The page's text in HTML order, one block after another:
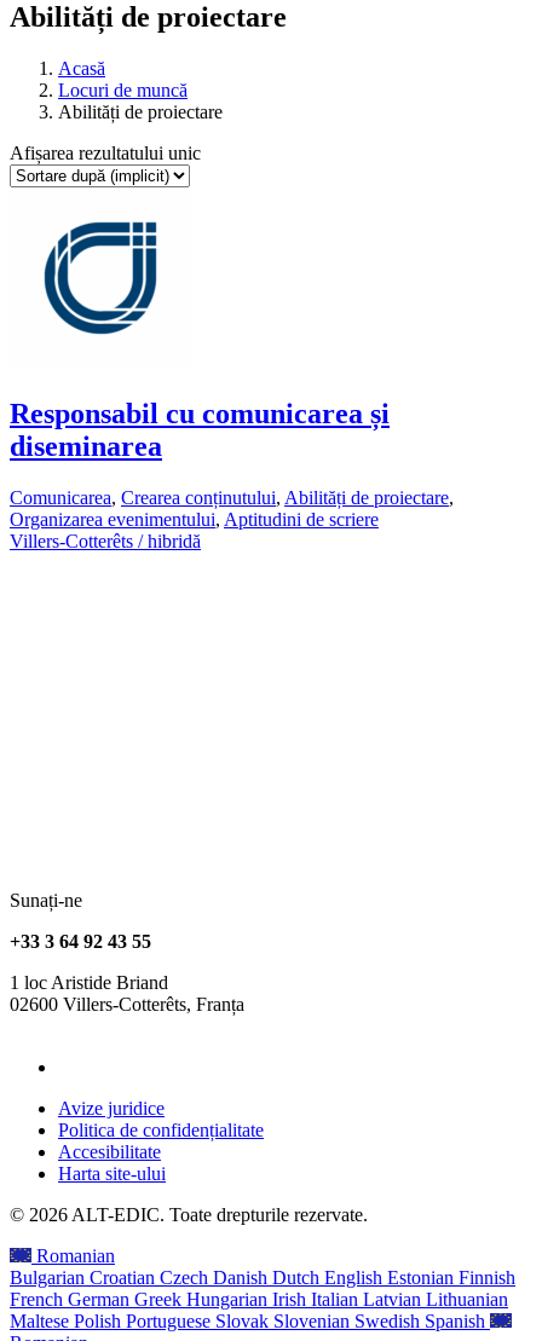
Abilități de proiectare
Acasă
Locuri de muncă
Abilități de proiectare
Afișarea rezultatului unic
Responsabil cu comunicarea și
diseminarea
Comunicarea, Crearea conținutului, Abilități de proiectare,
Organizarea evenimentului, Aptitudini de scriere
Villers-Cotterêts / hibridă
Sunați-ne
+33 3 64 92 43 55
1 loc Aristide Briand
02600 Villers-Cotterêts, Franța
Avize juridice
Politica de confidențialitate
Accesibilitate
Harta site-ului
© 2026 ALT-EDIC. Toate drepturile rezervate.
Romanian
Bulgarian Croatian Czech Danish Dutch English Estonian Finnish
French German Greek Hungarian Irish Italian Latvian Lithuanian
Maltese Polish Portuguese Slovak Slovenian Swedish Spanish